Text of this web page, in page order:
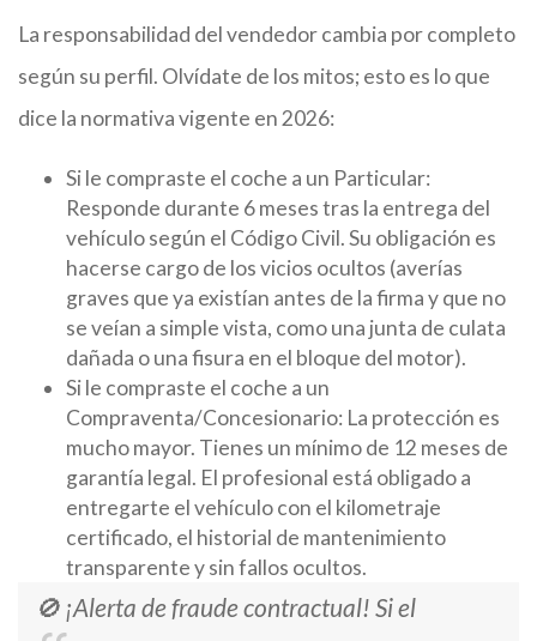
La responsabilidad del vendedor cambia por completo
según su perfil. Olvídate de los mitos; esto es lo que
dice la normativa vigente en 2026:
Si le compraste el coche a un Particular:
Responde durante 6 meses tras la entrega del
vehículo según el Código Civil. Su obligación es
hacerse cargo de los vicios ocultos (averías
graves que ya existían antes de la firma y que no
se veían a simple vista, como una junta de culata
dañada o una fisura en el bloque del motor).
Si le compraste el coche a un
Compraventa/Concesionario: La protección es
mucho mayor. Tienes un mínimo de 12 meses de
garantía legal. El profesional está obligado a
entregarte el vehículo con el kilometraje
certificado, el historial de mantenimiento
transparente y sin fallos ocultos.
🚫 ¡Alerta de fraude contractual! Si el